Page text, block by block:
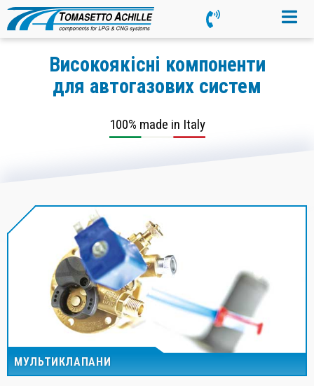
Високоякісні компоненти
для автогазових систем
100% made in Italy
МУЛЬТИКЛАПАНИ